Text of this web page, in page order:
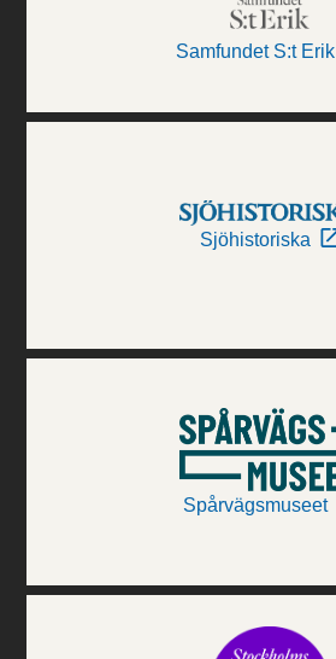
Samfundet S:t Erik
Sjöhistoriska
Spårvägsmuseet